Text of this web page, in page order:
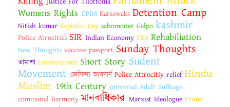
Womens Rights CPIM Karsewaks Detention Camp
Nitish kumar Republic Day sahomoner Galpo kashmir
Police Atrocities SIR Indian Economy FRA Rehabiliation
New Thoughts vaccine passport Sunday Thoughts
তামাশা Environment Short Story Sudent
Movement জেসিন্দা আরদার্ন Police Attrocitiy relief Hindu
Muslim 19th Century universal Adult Suffrage
communal harmony মানবাধিকার Marxist Ideologue Prime